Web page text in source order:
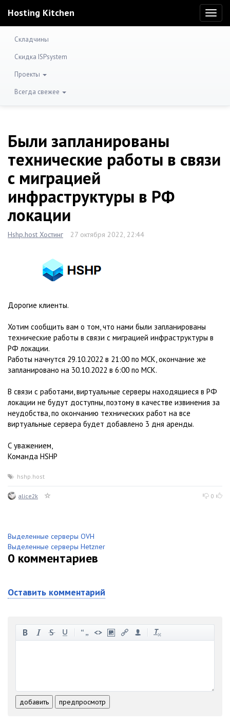
Hosting Kitchen
Складчины
Скидка ISPsystem
Проекты
Всегда свежее
Были запланированы
технические работы в связи
с миграцией
инфраструктуры в РФ
локации
Hshp.host Хостинг 27 октября 2022, 22:44
Дорогие клиенты.
Хотим сообщить вам о том, что нами были запланированы
технические работы в связи с миграцией инфраструктуры в
РФ локации.
Работы начнутся 29.10.2022 в 21:00 по МСК, окончание же
запланировано на 30.10.2022 в 6:00 по МСК.
В связи с работами, виртуальные серверы находящиеся в РФ
локации не будут доступны, поэтому в качестве извинения за
неудобства, по окончанию технических работ на все
виртуальные сервера будет добавлено 3 дня аренды.
С уважением,
Команда HSHP
hshp.host
alice2k 0
Выделенные серверы OVH
Выделенные серверы Hetzner
0 комментариев
Оставить комментарий
-
-
-
добавить предпросмотр